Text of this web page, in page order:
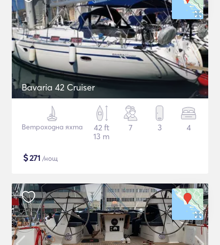
Bavaria 42 Cruiser
Ветроходна яхта
42 ft
13 m
7 3 4
$271 /нощ